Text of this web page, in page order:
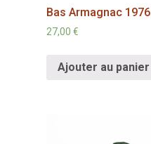
Bas Armagnac 1976
27,00 €
Ajouter au panier